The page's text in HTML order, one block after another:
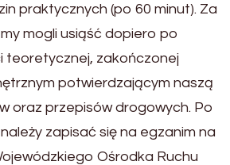
praktycznych (po 60 minut). Za
mogli usiąść dopiero po
teoretycznej, zakończonej
potwierdzającym naszą
oraz przepisów drogowych. Po
zapisać się na egzanim na
Ośrodka Ruchu